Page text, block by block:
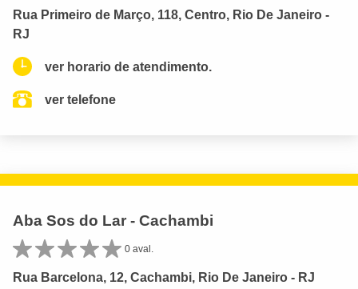
Rua Primeiro de Março, 118, Centro, Rio De Janeiro -
RJ
ver horario de atendimento.
ver telefone
Aba Sos do Lar - Cachambi
0 aval.
Rua Barcelona, 12, Cachambi, Rio De Janeiro - RJ